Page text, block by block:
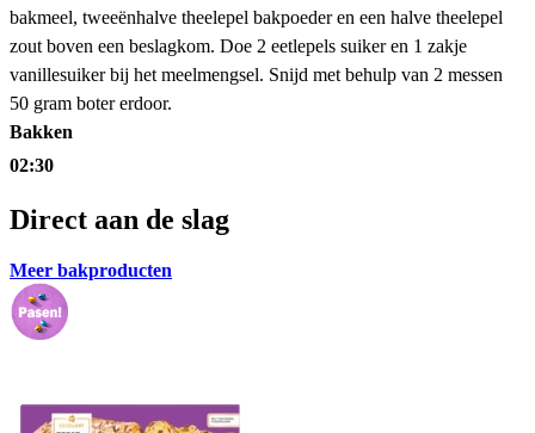
bakmeel, tweeënhalve theelepel bakpoeder en een halve theelepel
zout boven een beslagkom. Doe 2 eetlepels suiker en 1 zakje
vanillesuiker bij het meelmengsel. Snijd met behulp van 2 messen
50 gram boter erdoor.
Bakken
02:30
Direct aan de slag
Meer bakproducten